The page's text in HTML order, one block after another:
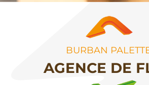
BURBAN
AGENCE DE